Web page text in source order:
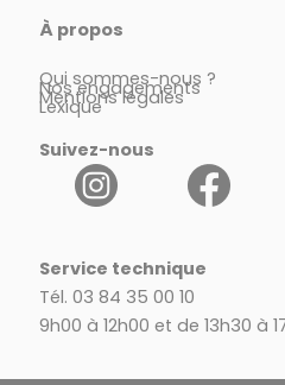
À propos
Qui sommes-nous ?
Nos engagements
Mentions légales
Lexique
Suivez-nous
Service technique
Tél. 03 84 35 00 10
9h00 à 12h00 et de 13h30 à